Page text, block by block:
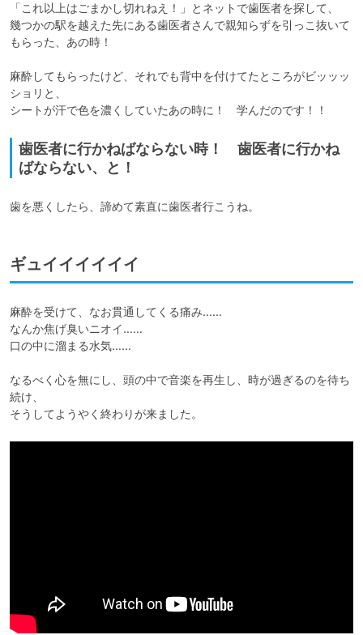
「これ以上はごまかし切れねえ！」とネットで歯医者を探して、
幾つかの駅を越えた先にある歯医者さんで親知らずを引っこ抜いて
もらった、あの時！
麻酔してもらったけど、それでも背中を付けてたところがビッッッ
ショリと、
シートが汗で色を濃くしていたあの時に！　学んだのです！！
歯医者に行かねばならない時！ 歯医者に行かね
ばならない、と！
歯を悪くしたら、諦めて素直に歯医者行こうね。
ギュイイイイイイ
麻酔を受けて、なお貫通してくる痛み……
なんか焦げ臭いニオイ……
口の中に溜まる水気……
なるべく心を無にし、頭の中で音楽を再生し、時が過ぎるのを待ち
続け、
そうしてようやく終わりが来ました。